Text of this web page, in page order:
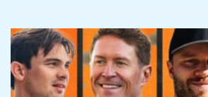
опередив
Палоу
на
0,018
секунды